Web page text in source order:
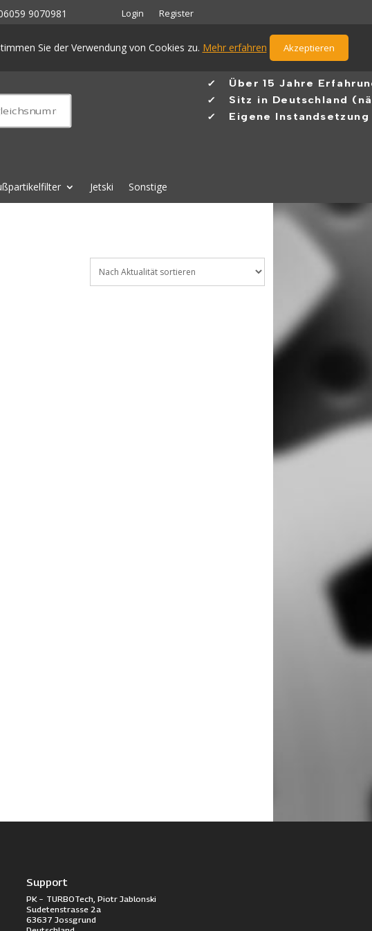
Sie der Verwendung von Cookies zu. Mehr erfahren Akzeptieren
9070981 Login Register
✓ Über 15 Jahre
✓ Sitz in Deutschland
✓ Eigene Instandsetzung
Jetski Sonstige
Support
PK – TURBOTech, Piotr Jablonski
Sudetenstrasse 2a
63637 Jossgrund